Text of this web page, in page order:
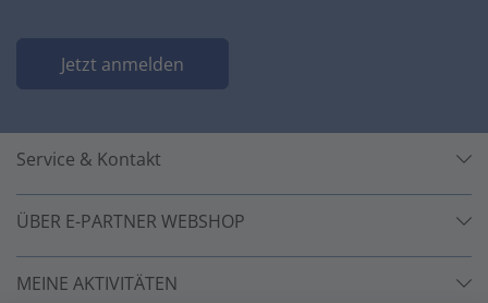
Jetzt anmelden
Service & Kontakt
ÜBER E-PARTNER WEBSHOP
MEINE AKTIVITÄTEN